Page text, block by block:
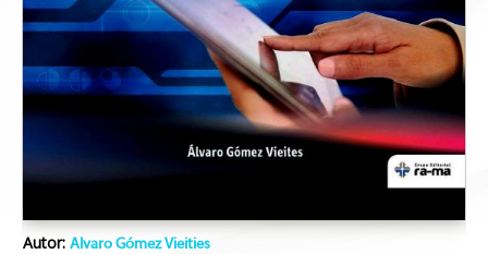
Autor:Alvaro Gómez Vieities